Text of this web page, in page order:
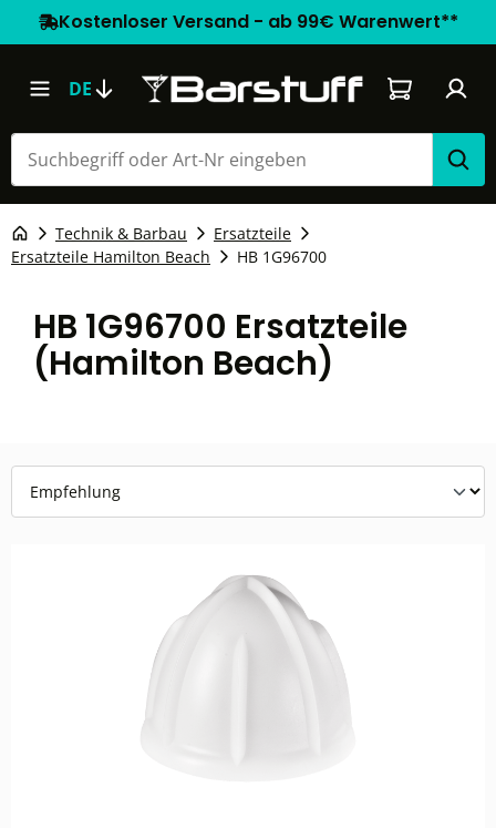
Kostenloser Versand - ab 99€ Warenwert**
DE Warenkorb
Technik & Barbau
Ersatzteile
Ersatzteile Hamilton Beach
HB 1G96700
HB 1G96700 Ersatzteile
(Hamilton Beach)